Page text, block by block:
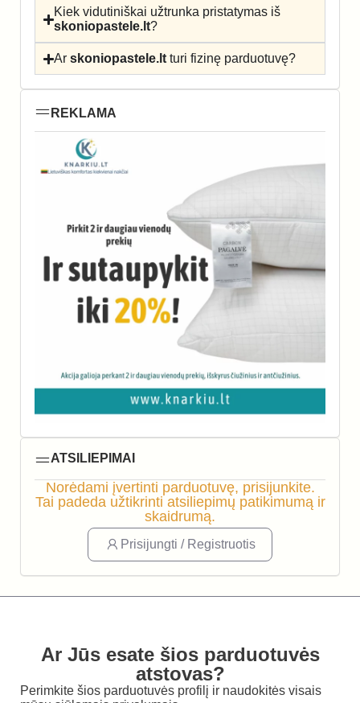
Kiek vidutiniškai užtrunka pristatymas iš
skoniopastele.lt?
Arskoniopastele.lt turi fizinę parduotuvę?
REKLAMA
ATSILIEPIMAI
Norėdami įvertinti parduotuvę, prisijunkite.
Tai padeda užtikrinti atsiliepimų patikimumą ir
skaidrumą.
Prisijungti / Registruotis
Ar Jūs esate šios parduotuvės
atstovas?
Perimkite šios parduotuvės profilį ir naudokitės visais